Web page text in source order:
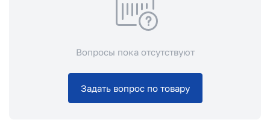
Вопросы пока отсутствуют
Задать вопрос по товару